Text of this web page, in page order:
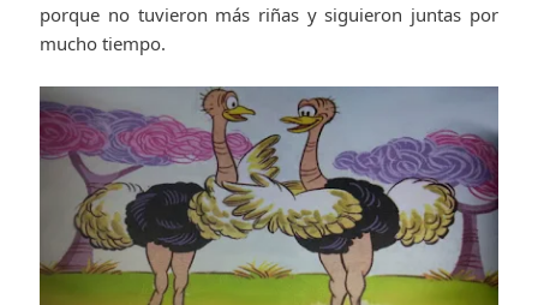
porque no tuvieron más riñas y siguieron juntas por
mucho tiempo.